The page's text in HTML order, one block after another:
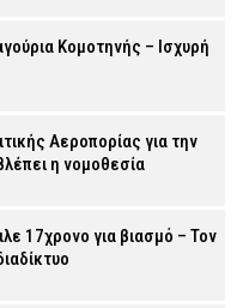
Κομοτηνής – Ισχυρή
Αεροπορίας για την
η νομοθεσία
17χρονο για βιασμό – Τον